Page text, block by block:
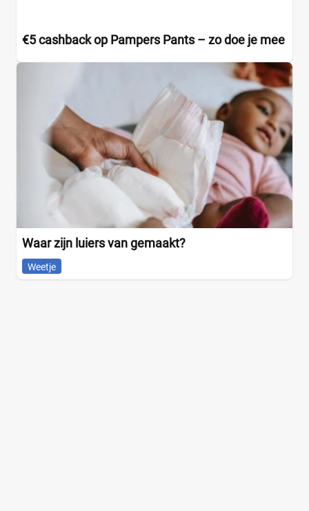
€5 cashback op Pampers Pants – zo doe je mee
Waar zijn luiers van gemaakt?
Weetje